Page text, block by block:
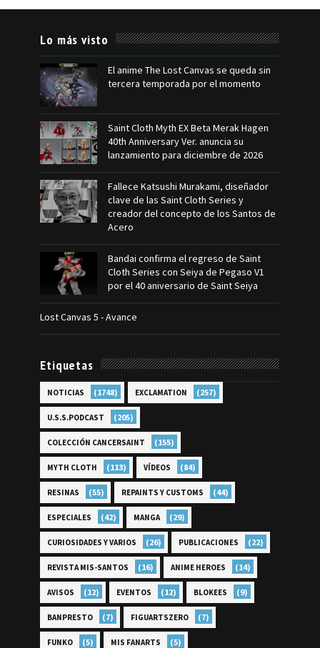
Lo más visto
El anime The Lost Canvas se queda sin
tercera temporada por el momento
Saint Cloth Myth EX Beta Merak Hagen
40th Anniversary Ver. anuncia su
lanzamiento para diciembre de 2026
Fallece Katsushi Murakami, diseñador
clave de las Saint Cloth Series y
creador del concepto de los Santos de
Acero
Bandai confirma el regreso de Saint
Cloth Series con Seiya de Pegaso V1
por el 40 aniversario de Saint Seiya
Lost Canvas 5 - Avance
Etiquetas
NOTICIAS (1748) EXCLAMATION (257)
U.S.S.PODCAST (205)
COLECCIÓN CANCERSAINT (155)
MYTH CLOTH (113) VÍDEOS (84)
RESINAS (55) REPAINTS Y CUSTOMS (44)
ESPECIALES (42) MANGA (29)
CURIOSIDADES Y VARIOS (26) PUBLICACIONES (22)
REVISTA MIS-SANTOS (16) ANIME HEROES (14)
AVISOS (12) EVENTOS (12) BLOKEES (9)
BANPRESTO (7) FIGUARTSZERO (7)
FUNKO (5) MIS FANARTS (5)